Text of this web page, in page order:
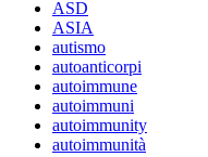
ASD
ASIA
autismo
autoanticorpi
autoimmune
autoimmuni
autoimmunity
autoimmunità